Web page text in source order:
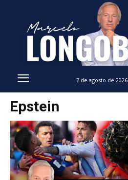
7 de agosto de 2026
Epstein